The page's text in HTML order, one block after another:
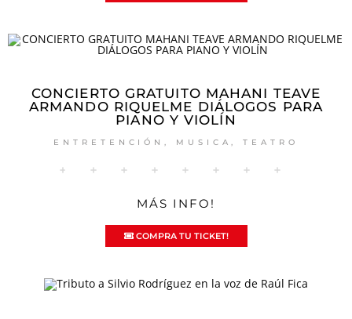
CONCIERTO GRATUITO MAHANI TEAVE
ARMANDO RIQUELME DIÁLOGOS PARA
PIANO Y VIOLÍN
ENTRETENCIÓN MUSICA ,TEATRO
MÁS INFO!
COMPRA TU TICKET!